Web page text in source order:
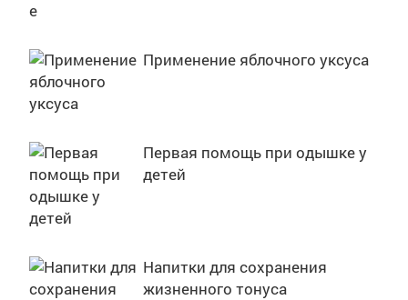
Применение яблочного уксуса
Первая помощь при одышке у
детей
Напитки для сохранения
жизненного тонуса